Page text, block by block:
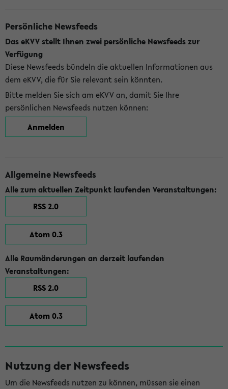
Persönliche Newsfeeds
Das eKVV stellt Ihnen zwei persönliche Newsfeeds zur
Verfügung
Diese Newsfeeds bündeln die aktuellen Informationen aus
dem eKVV, die für Sie relevant sein könnten.
Bitte melden Sie sich am eKVV an, damit Sie Ihre
persönlichen Newsfeeds nutzen können:
Anmelden
Allgemeine Newsfeeds
Alle zum aktuellen Zeitpunkt laufenden Veranstaltungen:
RSS 2.0
Atom 0.3
Alle Raumänderungen an derzeit laufenden
Veranstaltungen:
RSS 2.0
Atom 0.3
Nutzung der Newsfeeds
Um die Newsfeeds nutzen zu können, müssen sie einen